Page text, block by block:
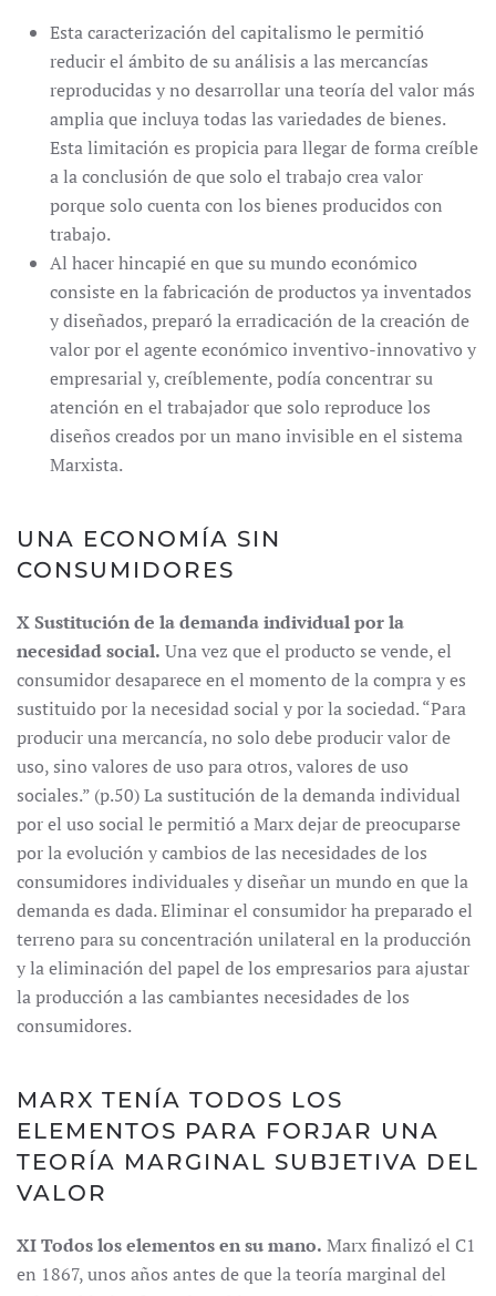
Esta caracterización del capitalismo le permitió
reducir el ámbito de su análisis a las mercancías
reproducidas y no desarrollar una teoría del valor más
amplia que incluya todas las variedades de bienes.
Esta limitación es propicia para llegar de forma creíble
a la conclusión de que solo el trabajo crea valor
porque solo cuenta con los bienes producidos con
trabajo.
Al hacer hincapié en que su mundo económico
consiste en la fabricación de productos ya inventados
y diseñados, preparó la erradicación de la creación de
valor por el agente económico inventivo-innovativo y
empresarial y, creíblemente, podía concentrar su
atención en el trabajador que solo reproduce los
diseños creados por un mano invisible en el sistema
Marxista.
UNA ECONOMÍA SIN
CONSUMIDORES
X Sustitución de la demanda individual por la
necesidad social. Una vez que el producto se vende, el
consumidor desaparece en el momento de la compra y es
sustituido por la necesidad social y por la sociedad. “Para
producir una mercancía, no solo debe producir valor de
uso, sino valores de uso para otros, valores de uso
sociales.” (p.50) La sustitución de la demanda individual
por el uso social le permitió a Marx dejar de preocuparse
por la evolución y cambios de las necesidades de los
consumidores individuales y diseñar un mundo en que la
demanda es dada. Eliminar el consumidor ha preparado el
terreno para su concentración unilateral en la producción
y la eliminación del papel de los empresarios para ajustar
la producción a las cambiantes necesidades de los
consumidores.
MARX TENÍA TODOS LOS
ELEMENTOS PARA FORJAR UNA
TEORÍA MARGINAL SUBJETIVA DEL
VALOR
XI Todos los elementos en su mano. Marx finalizó el C1
en 1867, unos años antes de que la teoría marginal del